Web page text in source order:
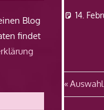
14.
Beitrag:
Auswahl
Blog
findet